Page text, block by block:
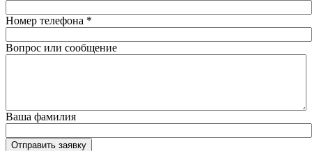
Номер телефона *
Вопрос или сообщение
Ваша фамилия
Отправить заявку